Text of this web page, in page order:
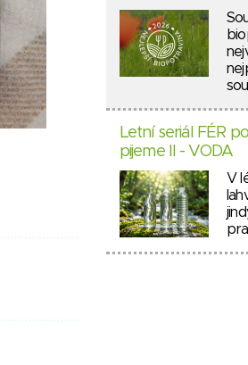
Letní seriál FÉR
pijeme II - VODA
V